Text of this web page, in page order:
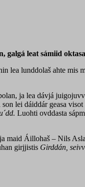
galgá leat sámiid
lea lunddolaš ahte mis
ja lea dávjá
lei dáiddár geasa
Luohti ovddasta
maid Áillohaš – Nils
girjjistis Girddán,